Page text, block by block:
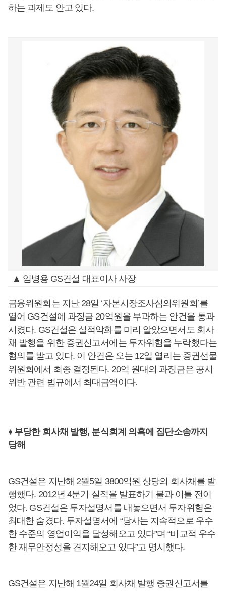
하는 과제도 안고 있다.
▲ 임병용 GS건설 대표이사 사장
금융위원회는 지난 28일 ‘자본시장조사심의위원회’를
열어 GS건설에 과징금 20억원을 부과하는 안건을 통과
시켰다. GS건설은 실적악화를 미리 알았으면서도 회사
채 발행을 위한 증권신고서에는 투자위험을 누락했다는
혐의를 받고 있다. 이 안건은 오는 12일 열리는 증권선물
위원회에서 최종 결정된다. 20억 원대의 과징금은 공시
위반 관련 법규에서 최대금액이다.
♦ 부당한 회사채 발행, 분식회계 의혹에 집단소송까지
당해
GS건설은 지난해 2월5일 3800억원 상당의 회사채를 발
행했다. 2012년 4분기 실적을 발표하기 불과 이틀 전이
었다. GS건설은 투자설명서를 내놓으면서 투자위험은
최대한 숨겼다. 투자설명서에 “당사는 지속적으로 우수
한 수준의 영업이익을 달성해오고 있다”며 “비교적 우수
한 재무안정성을 견지해오고 있다”고 명시했다.
GS건설은 지난해 1월24일 회사채 발행 증권신고서를